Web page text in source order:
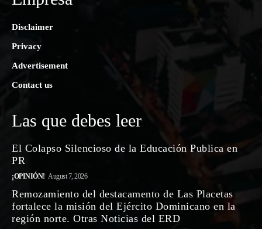
Disclaimer
Privacy
Advertisement
Contact us
Las que debes leer
El Colapso Silencioso de la Educación Publica en
PR
¡OPINIÓN! August 7, 2026
Remozamiento del destacamento de Las Placetas
fortalece la misión del Ejército Dominicano en la
región norte. Otras Noticias del ERD